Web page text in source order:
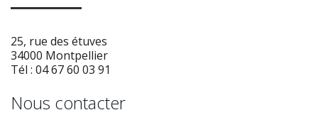
25, rue des étuves
34000 Montpellier
Tél : 04 67 60 03 91
Nous contacter